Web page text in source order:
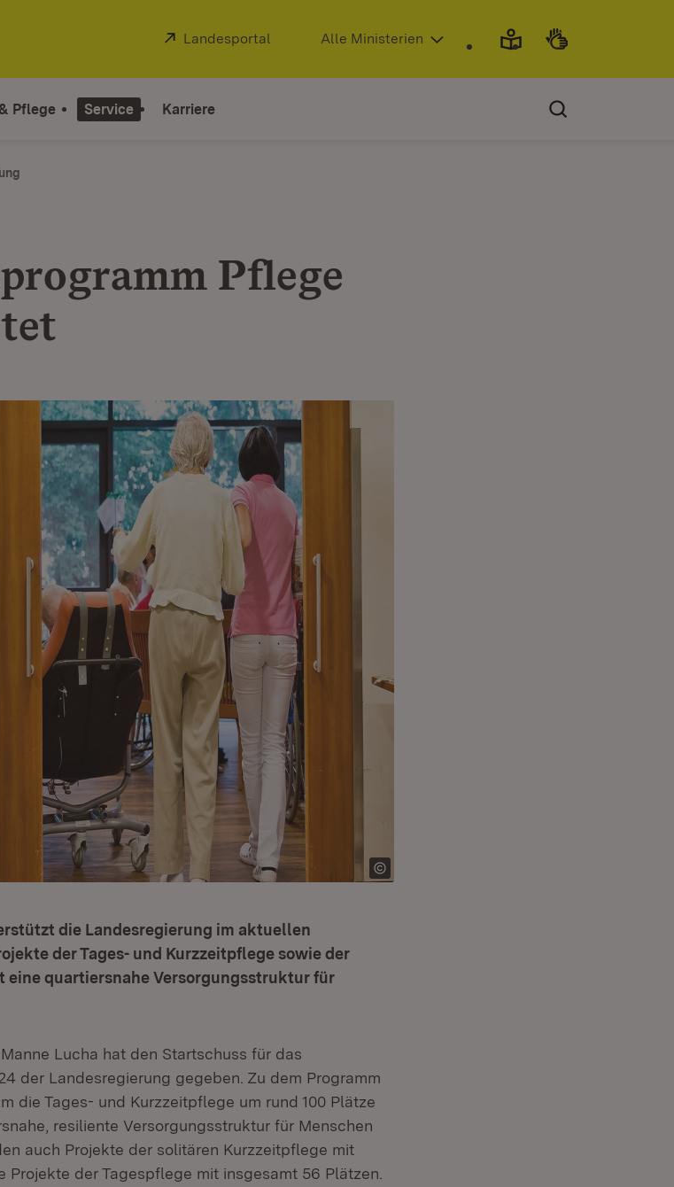
Extern:
Landesportal (Öffnet in neuem Fenster)
Alle Ministerien
Pflege Service Karriere
Pflege
die Landesregierung im aktuellen
der Tages- und Kurzzeitpflege sowie der
eine quartiersnahe Versorgungsstruktur für
Lucha hat den Startschuss für das
der Landesregierung gegeben. Zu dem Programm
die Tages- und Kurzzeitpflege um rund 100 Plätze
resiliente Versorgungsstruktur für Menschen
auch Projekte der solitären Kurzzeitpflege mit
Projekte der Tagespflege mit insgesamt 56 Plätzen.